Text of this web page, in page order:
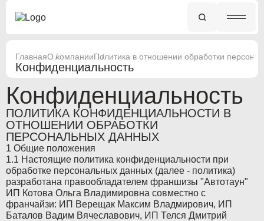
ГлавнаяО компанииПолитика в отношении обработки
Конфиденциальность
Конфиденциальность
ПОЛИТИКА КОНФИДЕНЦИАЛЬНОСТИ В
ОТНОШЕНИИ ОБРАБОТКИ
ПЕРСОНАЛЬНЫХ ДАННЫХ
1 Общие положения
1.1 Настоящие политика конфиденциальности при
обработке персональных данных (далее - политика)
разработана правообладателем франшизы "Автотаун"
ИП Котова Ольга Владимировна совместно с
франчайзи: ИП Верещак Максим Владмирович, ИП
Баталов Вадим Вячеславович, ИП Телся Дмитрий